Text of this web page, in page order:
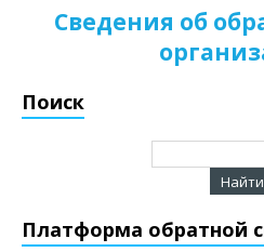
Сведения об
Поиск
Платформа обратной